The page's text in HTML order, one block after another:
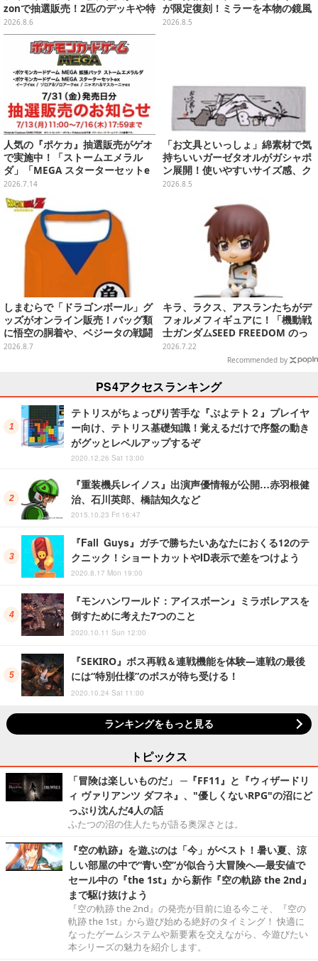
zonで抽選販売！2匹のデッキや特
別カードを収録
2026.8.6
が限定復刻！ミラーを本物の鏡風
や、ブルマの目元が映りこむ描写
2026.8.5
人気の『ポケカ』抽選販売がゲオ
で実施中！「ストームエメラル
ダ」「MEGA スターターセットe
x」各種の全4商品
2026.7.14
「お文具といっしょ」綿素材で気
持ちいいガーゼタオルがガシャポ
ン展開！使いやすいサイズ感、ク
ールな和柄や可愛らしいお寿司な
2026.8.5
しまむらで「ドラゴンボール」グ
ッズがオンライン販売！バッグ類
に悟空の胴着や、ベジータの戦闘
服を大胆デザイン
2026.8.7
キラ、ラクス、アスランたちがデ
フォルメフィギュアに！「機動戦
士ガンダムSEED FREEDOM のっ
かるんです♪」予約締切間近
2026.7.22
Recommended by
PS4アクセスランキング
テトリスがちょっぴり苦手な『ぷよテト２』プレイヤ
ー向け、テトリス基礎知識！覚えるだけで序盤の動き
がグッとレベルアップするぞ
2020.12.26 Sat 13:00
『重装機兵レイノス』出演声優情報が公開…赤羽根健
治、石川英郎、橋詰知久など
2015.10.23 Fri 16:47
『Fall Guys』ガチで勝ちたいあなたにおくる12のテ
クニック！ショートカットやID表示で差をつけよう
2020.8.17 Mon 19:00
『モンハンワールド：アイスボーン』ミラボレアスを
倒すために考えた7つのこと
2020.10.11 Sun 12:00
『SEKIRO』ボス再戦＆連戦機能を体験―連戦の最後
には“特別仕様”のボスが待ち受ける！
2020.10.24 Sat 11:00
ランキングをもっと見る
トピックス
「冒険は楽しいものだ」 ─『FF11』と『ウィザードリ
ィ ヴァリアンツ ダフネ』、"優しくないRPG"の沼にど
っぷり沈んだ4人の話
ふたつの沼の住人たちが語る奥深さとは。
『空の軌跡』を遊ぶのは「今」がベスト！暑い夏、涼
しい部屋の中で“青い空”が似合う大冒険へ―最安値で
セール中の『the 1st』から新作『空の軌跡 the 2nd』
まで駆け抜けよう
『空の軌跡 the 2nd』の発売が目前に迫る今こそ、『空の
軌跡 the 1st』から遊び始める絶好のタイミング！ 快適に
なったゲームシステムや新要素を交えながら、今遊びたい
本シリーズの魅力を紹介します。